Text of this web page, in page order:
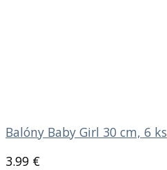
Balóny Baby Girl 30 cm, 6 ks
3.99 €